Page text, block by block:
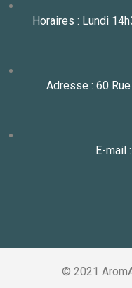
Horaires : Lundi
Adresse : 60
E-mail
© 2021